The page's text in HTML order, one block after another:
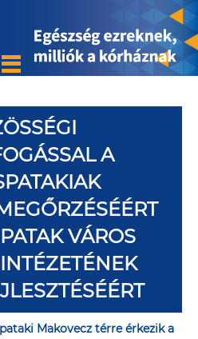
A
VÁROS
Makovecz térre érkezik a